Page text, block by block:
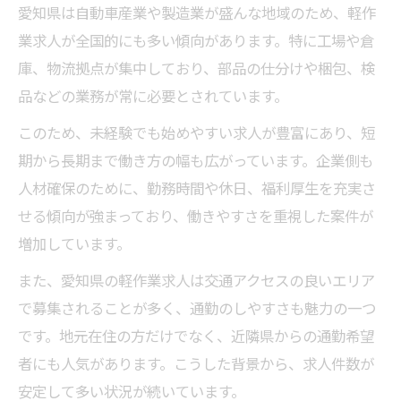
愛知県は自動車産業や製造業が盛んな地域のため、軽作
業求人が全国的にも多い傾向があります。特に工場や倉
庫、物流拠点が集中しており、部品の仕分けや梱包、検
品などの業務が常に必要とされています。
このため、未経験でも始めやすい求人が豊富にあり、短
期から長期まで働き方の幅も広がっています。企業側も
人材確保のために、勤務時間や休日、福利厚生を充実さ
せる傾向が強まっており、働きやすさを重視した案件が
増加しています。
また、愛知県の軽作業求人は交通アクセスの良いエリア
で募集されることが多く、通勤のしやすさも魅力の一つ
です。地元在住の方だけでなく、近隣県からの通勤希望
者にも人気があります。こうした背景から、求人件数が
安定して多い状況が続いています。